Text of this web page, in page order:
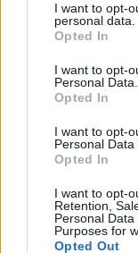
I want to opt-
personal data.
Opted In
I want to opt-
Personal Data.
Opted In
I want to opt-
Personal Data
Opted In
I want to opt-
Retention,
Personal
Purposes for
Opted Out